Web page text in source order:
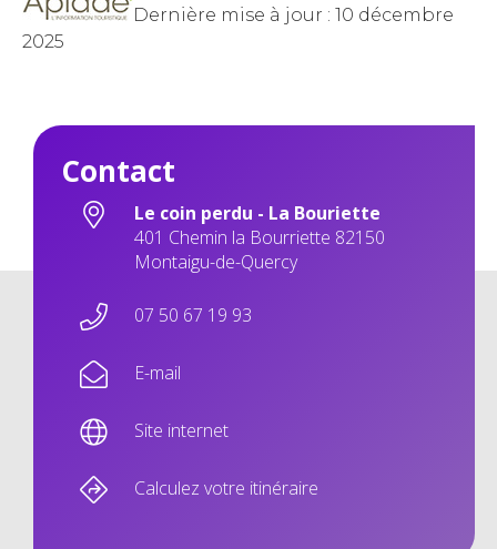
Dernière mise à jour : 10 décembre
2025
Contact
Le coin perdu - La Bouriette
401 Chemin la Bourriette 82150
Montaigu-de-Quercy
07 50 67 19 93
E-mail
Site internet
Calculez votre itinéraire